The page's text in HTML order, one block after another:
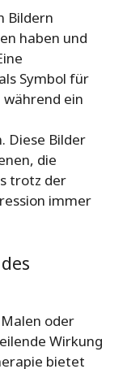
Bildern
haben und
Symbol für
ein
Diese Bilder
die
trotz der
immer
oder
Wirkung
bietet